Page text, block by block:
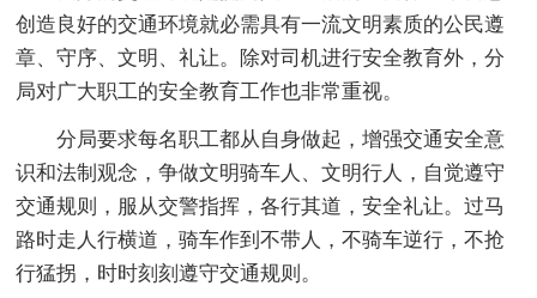
创造良好的交通环境就必需具有一流文明素质的公民遵
章、守序、文明、礼让。除对司机进行安全教育外，分
局对广大职工的安全教育工作也非常重视。
分局要求每名职工都从自身做起，增强交通安全意
识和法制观念，争做文明骑车人、文明行人，自觉遵守
交通规则，服从交警指挥，各行其道，安全礼让。过马
路时走人行横道，骑车作到不带人，不骑车逆行，不抢
行猛拐，时时刻刻遵守交通规则。